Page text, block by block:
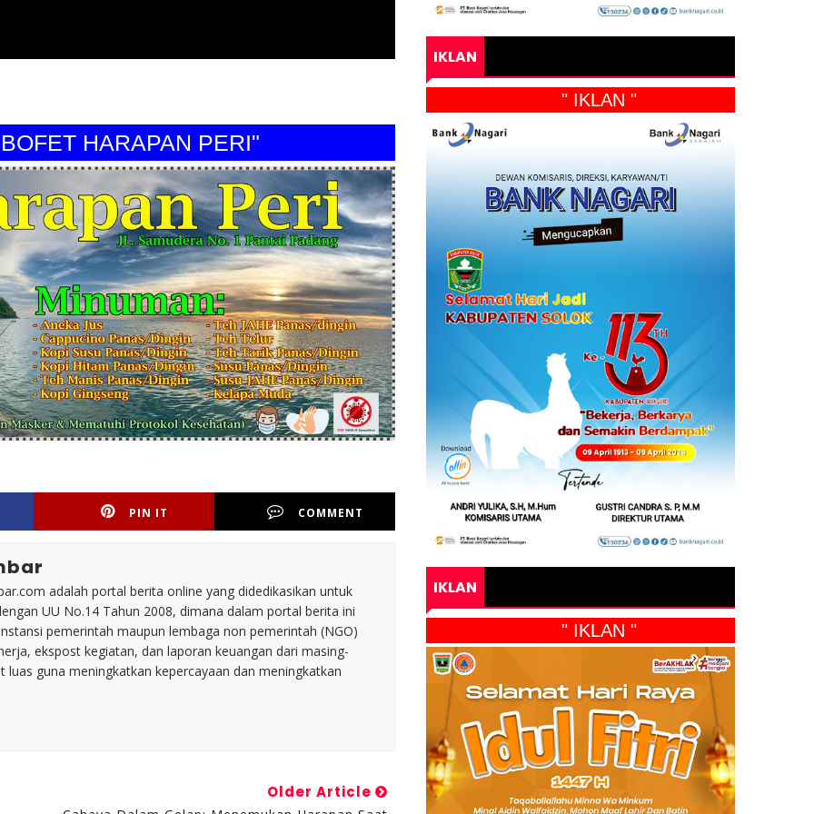
HARAPAN PERI"
PIN IT COMMENT
adalah portal berita online yang didedikasikan untuk
UU No.14 Tahun 2008, dimana dalam portal berita ini
pemerintah maupun lembaga non pemerintah (NGO)
ekspost kegiatan, dan laporan keuangan dari masing-
luas guna meningkatkan kepercayaan dan meningkatkan
Older Article
IKLAN
" IKLAN "
IKLAN
" IKLAN "